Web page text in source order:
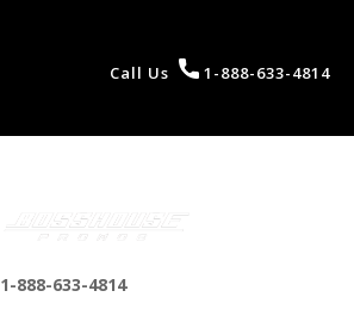
Call Us 1-888-633-4814
1-888-633-4814